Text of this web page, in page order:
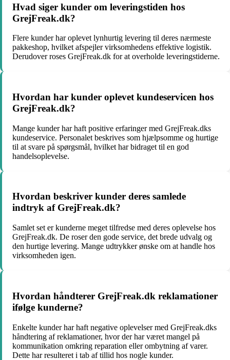
Hvad siger kunder om leveringstiden hos
GrejFreak.dk?
Flere kunder har oplevet lynhurtig levering til deres nærmeste
pakkeshop, hvilket afspejler virksomhedens effektive logistik.
Derudover roses GrejFreak.dk for at overholde leveringstiderne.
Hvordan har kunder oplevet kundeservicen hos
GrejFreak.dk?
Mange kunder har haft positive erfaringer med GrejFreak.dks
kundeservice. Personalet beskrives som hjælpsomme og hurtige
til at svare på spørgsmål, hvilket har bidraget til en god
handelsoplevelse.
Hvordan beskriver kunder deres samlede
indtryk af GrejFreak.dk?
Samlet set er kunderne meget tilfredse med deres oplevelse hos
GrejFreak.dk. De roser den gode service, det brede udvalg og
den hurtige levering. Mange udtrykker ønske om at handle hos
virksomheden igen.
Hvordan håndterer GrejFreak.dk reklamationer
ifølge kunderne?
Enkelte kunder har haft negative oplevelser med GrejFreak.dks
håndtering af reklamationer, hvor der har været mangel på
kommunikation omkring reparation eller ombytning af varer.
Dette har resulteret i tab af tillid hos nogle kunder.